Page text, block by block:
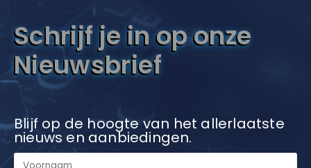
Schrijf je in op onze
Nieuwsbrief
Blijf op de hoogte van het allerlaatste
nieuws en aanbiedingen.